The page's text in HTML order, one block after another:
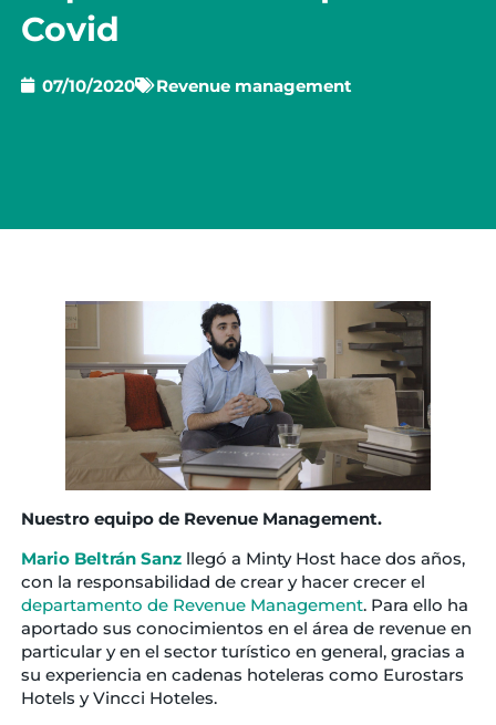
Covid
07/10/2020 Revenue management
Nuestro equipo de Revenue Management.
Mario Beltrán Sanzllegó a Minty Host hace dos años,
con la responsabilidad de crear y hacer crecer el
departamento de Revenue Management. Para ello ha
aportado sus conocimientos en el área de revenue en
particular y en el sector turístico en general, gracias a
su experiencia en cadenas hoteleras como Eurostars
Hotels y Vincci Hoteles.